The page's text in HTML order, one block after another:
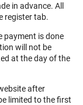
in advance. All
register tab.
payment is done
will not be
at the day of the
after
limited to the first